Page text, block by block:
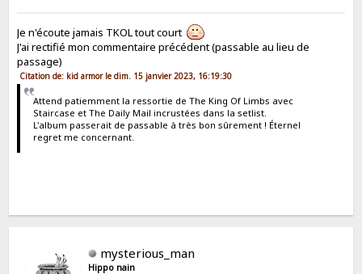
Je n'écoute jamais TKOL tout court
J'ai rectifié mon commentaire précédent (passable au lieu de
passage)
Citation de: kid armor le dim. 15 janvier 2023, 16:19:30
Attend patiemment la ressortie de The King Of Limbs avec
Staircase et The Daily Mail incrustées dans la setlist.
L'album passerait de passable à très bon sûrement ! Éternel
regret me concernant.
mysterious_man
Hippo nain